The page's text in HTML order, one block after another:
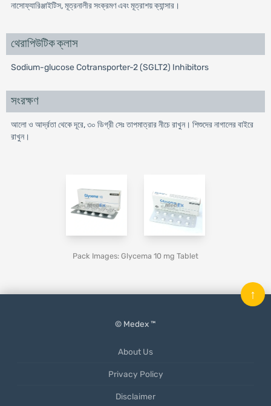
নাসোফ্যারিঞ্জাইটিস, মূত্রনালীর সংক্রমণ এবং মূত্রাশয় ক্যান্সার।
থেরাপিউটিক ক্লাস
Sodium-glucose Cotransporter-2 (SGLT2) Inhibitors
সংরক্ষণ
আলো ও আর্দ্রতা থেকে দূরে, ৩০ ডিগ্রী সেঃ তাপমাত্রার নীচে রাখুন। শিশুদের নাগালের বাইরে
রাখুন।
Pack Images: Glycema 10 mg Tablet
© Medex ™
About Us
Privacy Policy
Disclaimer
↑